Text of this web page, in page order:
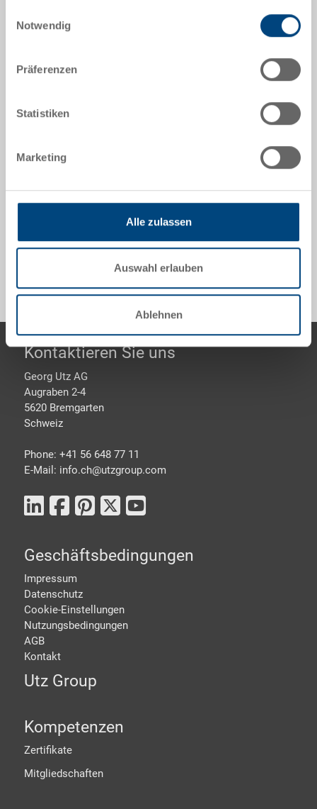
Notwendig
Präferenzen
Statistiken
Marketing
Alle zulassen
Auswahl erlauben
Ablehnen
Angebot anfordern
Technische Daten
Einsatzbehälter, PP, lichtblau RAL 5012, Grösse 1/24,
Entnahmegriff auf einer Kurzseite, zu EUROTEC
600x400 mm
Sonderanfertigungen - Unser Spezialgebiet
Footer
Kontaktieren Sie uns
Georg Utz AG
Augraben 2-4
5620 Bremgarten
Schweiz
Phone: +41 56 648 77 11
E-Mail: info.ch@utzgroup.com
Geschäftsbedingungen
Impressum
Datenschutz
Cookie-Einstellungen
Nutzungsbedingungen
AGB
Kontakt
Utz Group
Kompetenzen
Zertifikate
Mitgliedschaften